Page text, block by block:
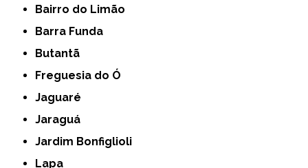
Bairro do Limão
Barra Funda
Butantã
Freguesia do Ó
Jaguaré
Jaraguá
Jardim Bonfiglioli
Lapa